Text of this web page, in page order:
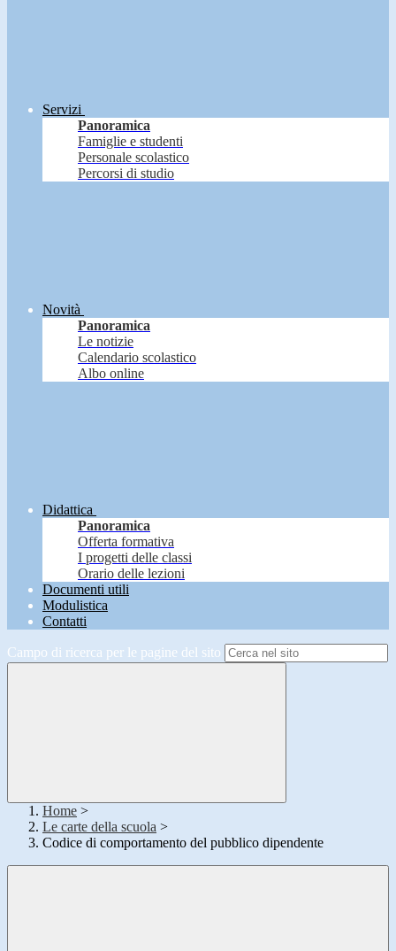
Servizi
Panoramica
Famiglie e studenti
Personale scolastico
Percorsi di studio
Novità
Panoramica
Le notizie
Calendario scolastico
Albo online
Didattica
Panoramica
Offerta formativa
I progetti delle classi
Orario delle lezioni
Documenti utili
Modulistica
Contatti
Campo di ricerca per le pagine del sito
Home >
Le carte della scuola >
Codice di comportamento del pubblico dipendente